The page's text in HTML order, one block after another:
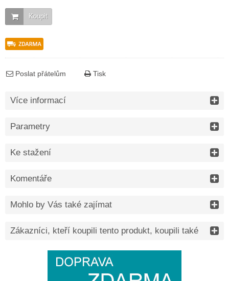
Koupit
Poslat přátelům Tisk
Více informací
Parametry
Ke stažení
Komentáře
Mohlo by Vás také zajímat
Zákazníci, kteří koupili tento produkt, koupili také